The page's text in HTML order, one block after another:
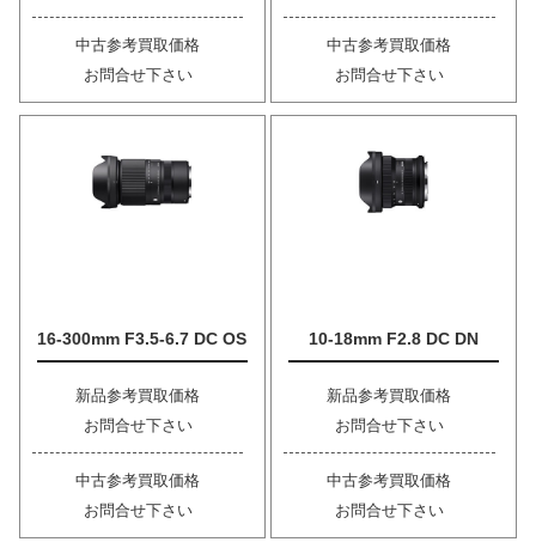
中古参考買取価格
お問合せ下さい
中古参考買取価格
お問合せ下さい
16-300mm F3.5-6.7 DC OS
新品参考買取価格
お問合せ下さい
中古参考買取価格
お問合せ下さい
10-18mm F2.8 DC DN
新品参考買取価格
お問合せ下さい
中古参考買取価格
お問合せ下さい